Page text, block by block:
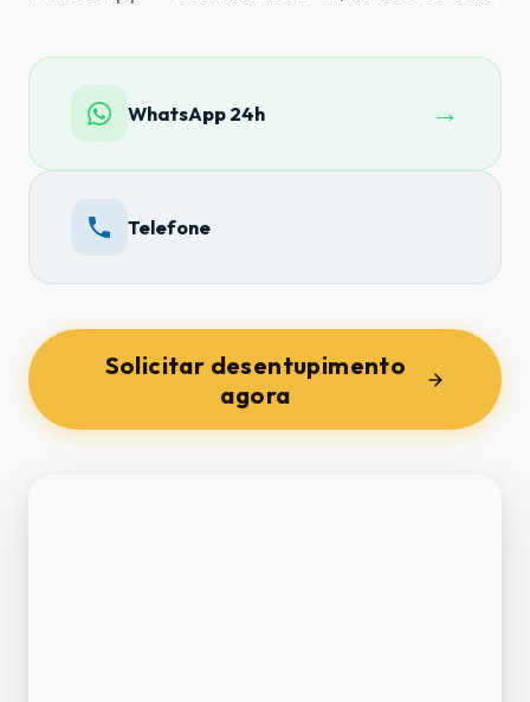
WhatsApp 24h →
Telefone
Solicitar desentupimento
agora